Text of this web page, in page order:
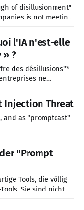
of disillusionment*
is not meeting
editions. Today, I
is actually
l'IA n'est-elle
» ?
des désillusions"*
ne
Aujourd'hui,
Injection Threat
and as "promptcast"
"Prompt
Tools, die völlig
Sie sind nicht